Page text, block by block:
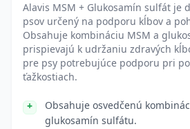
Alavis MSM + Glukosamín sulfát je
psov určený na podporu kĺbov a
Obsahuje kombináciu MSM a
prispievajú k udržaniu zdravých
pre psy potrebujúce podporu pri
ťažkostiach.
Obsahuje osvedčenú
glukosamín sulfátu.